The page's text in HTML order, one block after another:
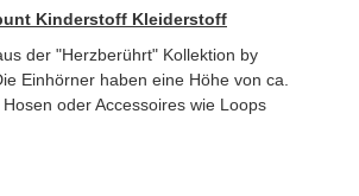
Kinderstoff Kleiderstoff
der "Herzberührt" Kollektion by
Einhörner haben eine Höhe von ca.
oder Accessoires wie Loops